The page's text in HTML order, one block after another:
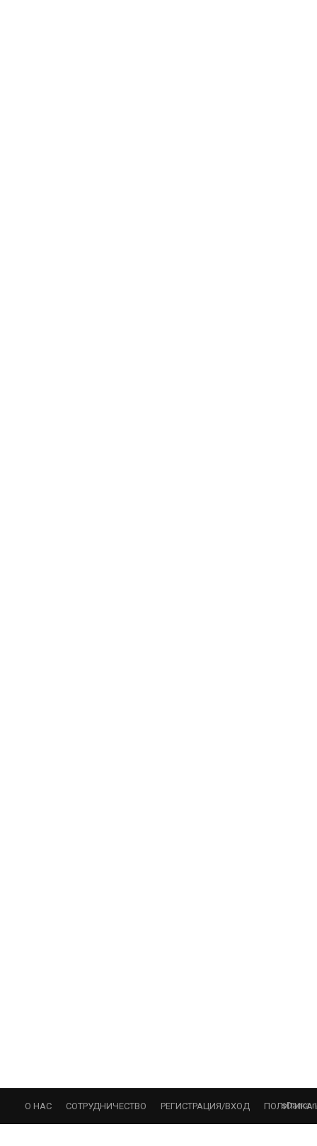
О НАС СОТРУДНИЧЕСТВО РЕГИСТРАЦИЯ/ВХОД ПОЛИТИКА